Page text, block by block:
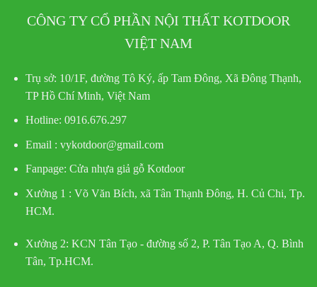
CÔNG TY CỔ PHẦN NỘI THẤT KOTDOOR
VIỆT NAM
Trụ sở: 10/1F, đường Tô Ký, ấp Tam Đông, Xã Đông Thạnh,
TP Hồ Chí Minh, Việt Nam
Hotline: 0916.676.297
Email : vykotdoor@gmail.com
Fanpage: Cửa nhựa giả gỗ Kotdoor
Xưởng 1 : Võ Văn Bích, xã Tân Thạnh Đông, H. Củ Chi, Tp.
HCM.
Xưởng 2: KCN Tân Tạo - đường số 2, P. Tân Tạo A, Q. Bình
Tân, Tp.HCM.